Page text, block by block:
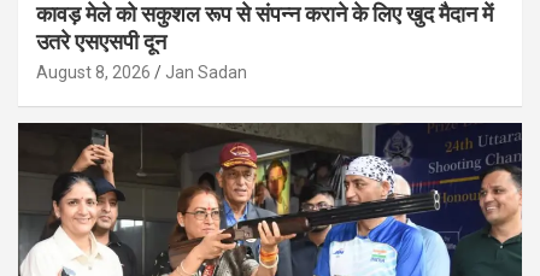
कावड़ मेले को सकुशल रूप से संपन्न कराने के लिए खुद मैदान में
उतरे एसएसपी दून
August 8, 2026 Jan Sadan